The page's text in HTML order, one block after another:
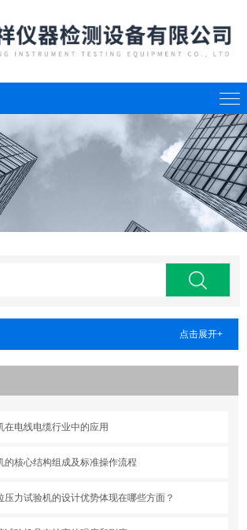
点击展开+
在电线电缆行业中的应用
的核心结构组成及标准操作流程
压力试验机的设计优势体现在哪些方面？